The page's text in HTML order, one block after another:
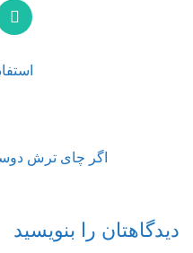
اگر چای ترش
دیدگاهتان را بنویسید